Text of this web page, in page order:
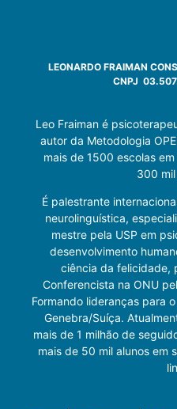
LEONARDO FRAIMAN
CNPJ
Leo Fraiman é
autor da Metodologia
mais de 1500 escolas
300
É palestrante
neurolinguística,
mestre pela USP em
desenvolvimento
ciência da felicidade,
Conferencista na ONU
Formando lideranças para
Genebra/Suíça.
mais de 1 milhão de
mais de 50 mil alunos em